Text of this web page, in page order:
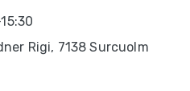
Rigi, 7138 Surcuolm